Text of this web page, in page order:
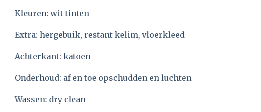
Kleuren: wit tinten
Extra: hergebuik, restant kelim, vloerkleed
Achterkant: katoen
Onderhoud: af en toe opschudden en luchten
Wassen: dry clean